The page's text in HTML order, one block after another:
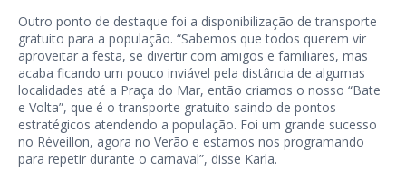
Outro ponto de destaque foi a disponibilização de transporte
gratuito para a população. “Sabemos que todos querem vir
aproveitar a festa, se divertir com amigos e familiares, mas
acaba ficando um pouco inviável pela distância de algumas
localidades até a Praça do Mar, então criamos o nosso “Bate
e Volta”, que é o transporte gratuito saindo de pontos
estratégicos atendendo a população. Foi um grande sucesso
no Réveillon, agora no Verão e estamos nos programando
para repetir durante o carnaval”, disse Karla.